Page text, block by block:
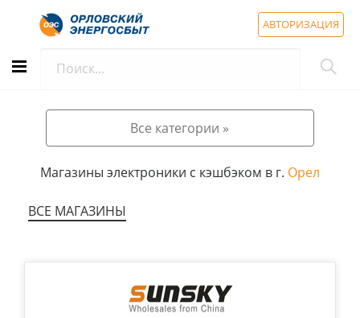
АВТОРИЗАЦИЯ
Все категории »
Магазины электроники с кэшбэком в г. Орел
ВСЕ МАГАЗИНЫ